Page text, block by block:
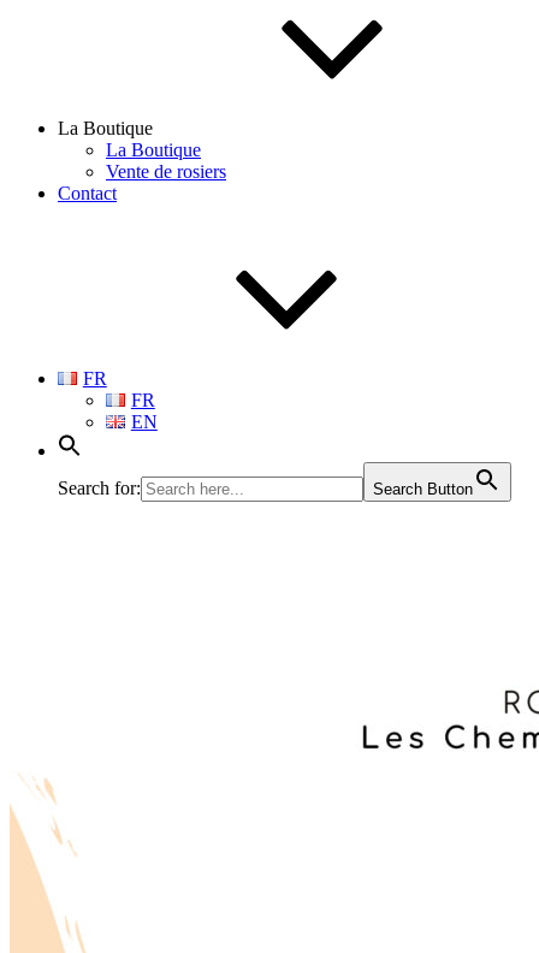
La Boutique
La Boutique
Vente de rosiers
Contact
FR
FR
EN
Search for: Search Button